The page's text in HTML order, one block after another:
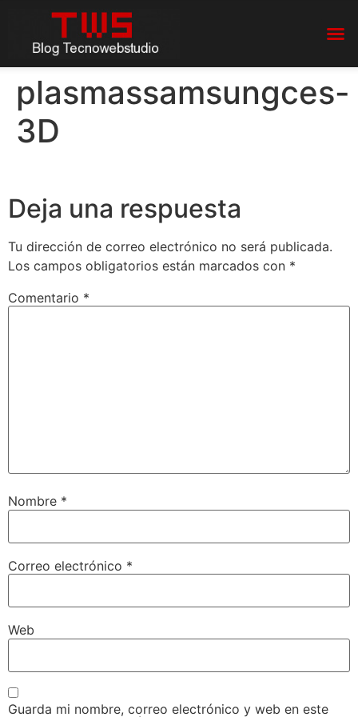
plasmassamsungces-
3D
Deja una respuesta
Tu dirección de correo electrónico no será publicada.
Los campos obligatorios están marcados con *
Comentario *
Nombre *
Correo electrónico *
Web
Guarda mi nombre, correo electrónico y web en este